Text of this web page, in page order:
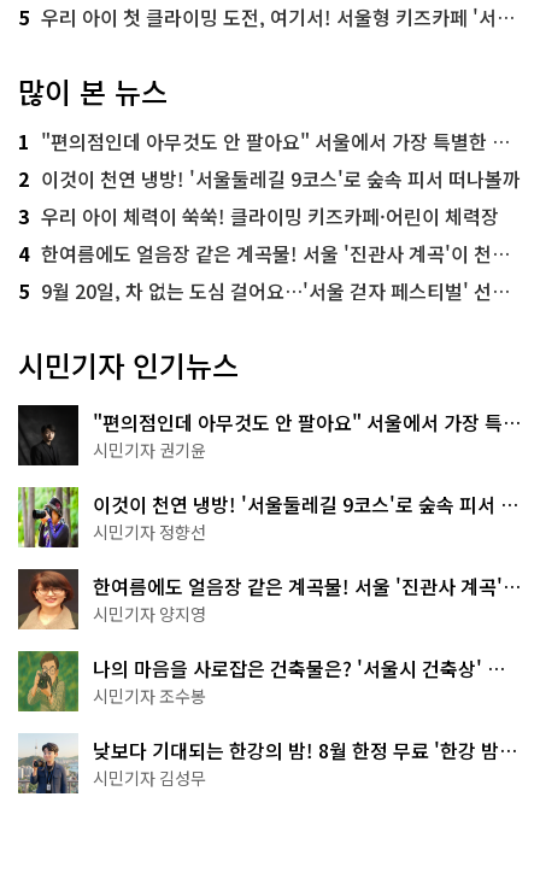
5 우리 아이 첫 클라이밍 도전, 여기서! 서울형 키즈카페 '서울가족플라자점'
많이 본 뉴스
1 "편의점인데 아무것도 안 팔아요" 서울에서 가장 특별한 편의점의 정체
2 이것이 천연 냉방! '서울둘레길 9코스'로 숲속 피서 떠나볼까
3 우리 아이 체력이 쑥쑥! 클라이밍 키즈카페·어린이 체력장
4 한여름에도 얼음장 같은 계곡물! 서울 '진관사 계곡'이 천국이네~
5 9월 20일, 차 없는 도심 걸어요…'서울 걷자 페스티벌' 선착순 5천명
시민기자 인기뉴스
"편의점인데 아무것도 안 팔아요" 서울에서 가장 특별
한 편의점의 정체
시민기자 권기윤
이것이 천연 냉방! '서울둘레길 9코스'로 숲속 피서 떠
나볼까
시민기자 정향선
한여름에도 얼음장 같은 계곡물! 서울 '진관사 계곡'이
천국이네~
시민기자 양지영
나의 마음을 사로잡은 건축물은? '서울시 건축상' 수
상작 공개!
시민기자 조수봉
낮보다 기대되는 한강의 밤! 8월 한정 무료 '한강 밤
핑' 예약은?
시민기자 김성무